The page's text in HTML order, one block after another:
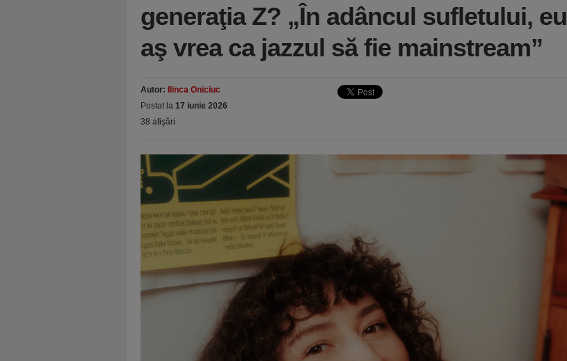
generaţia Z? „În adâncul sufletului, eu
aş vrea ca jazzul să fie mainstream”
Autor:
Ilinca Oniciuc
Postat la 17 iunie 2026
38 afişări